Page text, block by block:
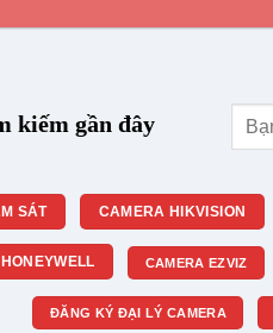
kiếm gần đây
Tìm
SÁT CAMERA HIKVISION
CAMERA EZVIZ
ĐĂNG KÝ ĐẠI LÝ CAMERA